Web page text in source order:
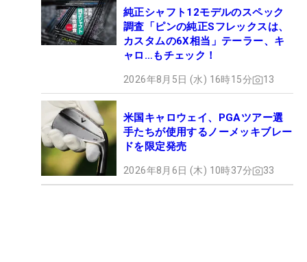
純正シャフト12モデルのスペック
調査「ピンの純正Sフレックスは、
カスタムの6X相当」テーラー、キ
ャロ…もチェック！
2026年8月5日 (水) 16時15分 13
米国キャロウェイ、PGAツアー選
手たちが使用するノーメッキブレー
ドを限定発売
2026年8月6日 (木) 10時37分 33